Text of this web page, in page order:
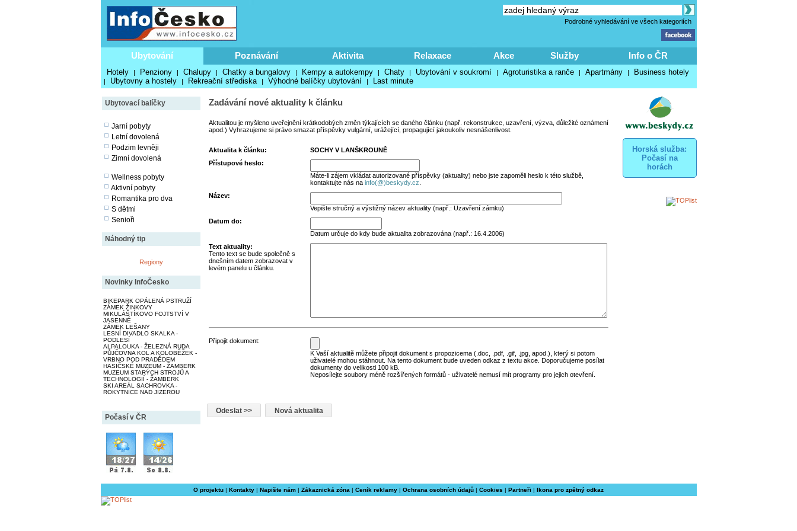
Podrobné vyhledávání ve všech kategoriích
Ubytování Poznávání Aktivita Relaxace Akce Služby Info o ČR
Hotely | Penziony | Chalupy | Chatky a bungalovy | Kempy a autokempy | Chaty | Ubytování v soukromí | Agroturistika a ranče | Apartmány | Business hotely
| Ubytovny a hostely | Rekreační střediska | Výhodné balíčky ubytování | Last minute
Ubytovací balíčky
Jarní pobyty
Letní dovolená
Podzim levněji
Zimní dovolená
Wellness pobyty
Aktivní pobyty
Romantika pro dva
S dětmi
Senioři
Náhodný tip
Regiony
Novinky InfoČesko
BIKEPARK OPÁLENÁ PSTRUŽÍ
ZÁMEK ŽINKOVY
MIKULÁŠTÍKOVO FOJTSTVÍ V
JASENNÉ
ZÁMEK LEŠANY
LESNÍ DIVADLO SKALKA -
PODLESÍ
ALPALOUKA - ŽELEZNÁ RUDA
PŮJČOVNA KOL A KOLOBĚŽEK -
VRBNO POD PRADĚDEM
HASIČSKÉ MUZEUM - ŽAMBERK
MUZEUM STARÝCH STROJŮ A
TECHNOLOGIÍ - ŽAMBERK
SKI AREÁL SACHROVKA -
ROKYTNICE NAD JIZEROU
Počasí v ČR
Horská služba:
Počasí na
horách
Zadávání nové aktuality k článku
Aktualitou je myšleno uveřejnění krátkodobých změn týkajících se daného článku (např. rekonstrukce, uzavření, výzva, důležité oznámení
apod.) Vyhrazujeme si právo smazat příspěvky vulgární, urážející, propagující jakoukoliv nesnášenlivost.
Aktualita k článku:
SOCHY V LANŠKROUNĚ
Přístupové heslo:
Máte-li zájem vkládat autorizované příspěvky (aktuality) nebo jste zapoměli heslo k této službě,
kontaktujte nás na info(@)beskydy.cz
Název:
Vepište stručný a výstižný název aktuality (např.: Uzavření zámku)
Datum do:
Datum určuje do kdy bude aktualita zobrazována (např.: 16.4.2006)
Text aktuality:
Tento text se bude společně s
dnešním datem zobrazovat v
levém panelu u článku.
Připojit dokument:
K Vaší aktualitě můžete připojit dokument s propozicema (.doc, .pdf, .gif, .jpg, apod.), který si potom
uživatelé mohou stáhnout. Na tento dokument bude uveden odkaz z textu akce. Doporučujeme posílat
dokumenty do velikosti 100 kB.
Neposílejte soubory méně rozšířených formátů - uživatelé nemusí mít programy pro jejich otevření.
O projektu | Kontakty | Napište nám | Zákaznická zóna | Ceník reklamy | Ochrana osobních údajů | Cookies | Partneři | Ikona pro zpětný odkaz